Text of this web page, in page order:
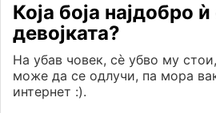
Која боја најдобро
девојката?
На убав човек, сѐ убво му
може да се одлучи, па мора
интернет :).